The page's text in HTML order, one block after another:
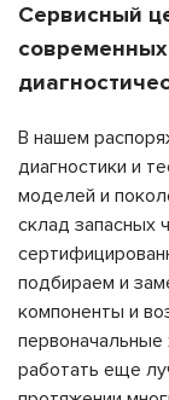
Сервисный
В нашем
диагностики и
моделей и
склад запасных
подбираем и
компоненты и
первоначальные
работать еще